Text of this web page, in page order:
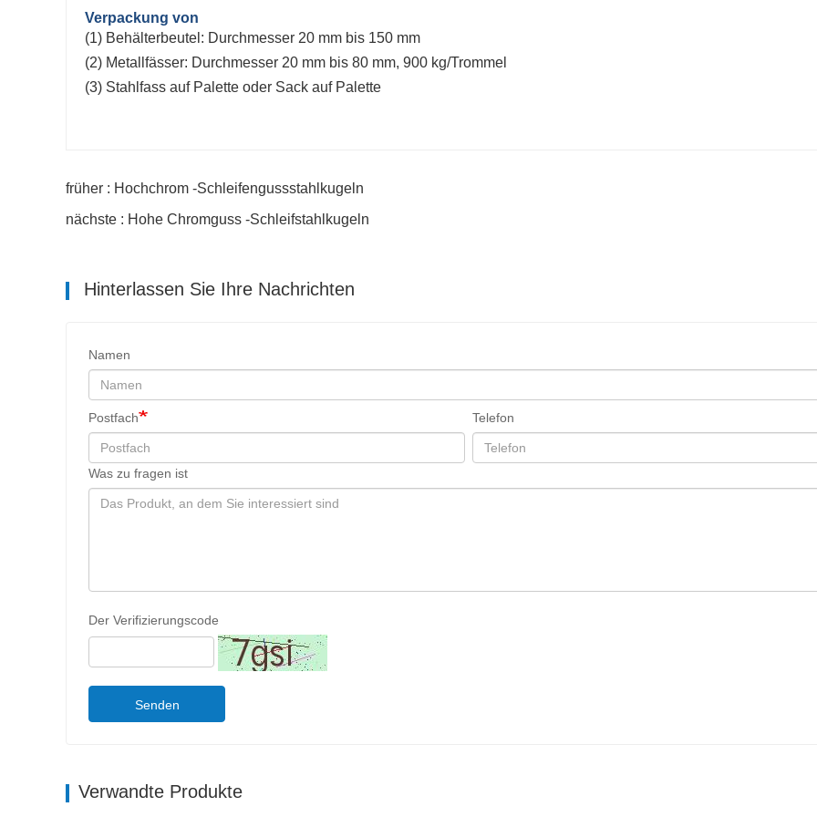
Verpackung von
(1) Behälterbeutel: Durchmesser 20 mm bis 150 mm
(2) Metallfässer: Durchmesser 20 mm bis 80 mm, 900 kg/Trommel
(3) Stahlfass auf Palette oder Sack auf Palette
früher : Hochchrom -Schleifengussstahlkugeln
nächste : Hohe Chromguss -Schleifstahlkugeln
Hinterlassen Sie Ihre Nachrichten
Namen
Postfach Telefon
Was zu fragen ist
Der Verifizierungscode
Senden
Verwandte Produkte